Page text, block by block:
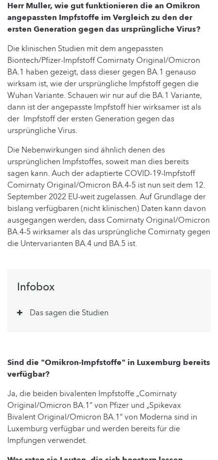
Herr Muller, wie gut funktionieren die an Omikron
angepassten Impfstoffe im Vergleich zu den der
ersten Generation gegen das ursprüngliche Virus?
Die klinischen Studien mit dem angepassten
Biontech/Pfizer-Impfstoff Comirnaty Original/Omicron
BA.1 haben gezeigt, dass dieser gegen BA.1 genauso
wirksam ist, wie der ursprüngliche Impfstoff gegen die
Wuhan Variante. Schauen wir nur auf die BA.1 Variante,
dann ist der angepasste Impfstoff hier wirksamer ist als
der Impfstoff der ersten Generation gegen das
ursprüngliche Virus.
Die Nebenwirkungen sind ähnlich denen des
ursprünglichen Impfstoffes, soweit man dies bereits
sagen kann. Auch der adaptierte COVID-19-Impfstoff
Comirnaty Original/Omicron BA.4-5 ist nun seit dem 12.
September 2022 EU-weit zugelassen. Auf Grundlage der
bislang verfügbaren (nicht klinischen) Daten kann davon
ausgegangen werden, dass Comirnaty Original/Omicron
BA.4-5 wirksamer als das ursprüngliche Comirnaty gegen
die Untervarianten BA.4 und BA.5 ist.
Infobox
Das sagen die Studien
Sind die "Omikron-Impfstoffe" in Luxemburg bereits
verfügbar?
Ja, die beiden bivalenten Impfstoffe „Comirnaty
Original/Omicron BA.1“ von Pfizer und „Spikevax
Bivalent Original/Omicron BA.1“ von Moderna sind in
Luxemburg verfügbar und werden bereits für die
Impfungen verwendet.